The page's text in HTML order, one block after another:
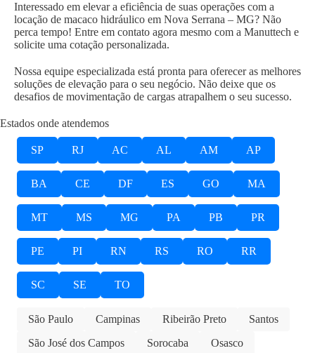
Interessado em elevar a eficiência de suas operações com a
locação de macaco hidráulico em Nova Serrana – MG? Não
perca tempo! Entre em contato agora mesmo com a Manuttech e
solicite uma cotação personalizada.
Nossa equipe especializada está pronta para oferecer as melhores
soluções de elevação para o seu negócio. Não deixe que os
desafios de movimentação de cargas atrapalhem o seu sucesso.
Estados onde atendemos
SP RJ AC AL AM AP
BA CE DF ES GO MA
MT MS MG PA PB PR
PE PI RN RS RO RR
SC SE TO
São Paulo Campinas Ribeirão Preto
Santos
São José dos Campos
Sorocaba
Osasco